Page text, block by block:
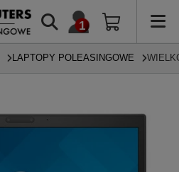
LAPTOPY POLEASINGOWE